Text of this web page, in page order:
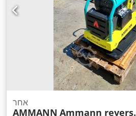
אחר
AMMANN Ammann revers.